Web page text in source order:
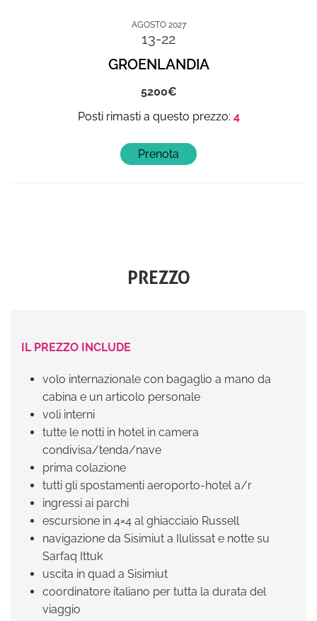
AGOSTO 2027
13-22
GROENLANDIA
5200
4
PREZZO
IL PREZZO INCLUDE
volo internazionale con bagaglio a mano da
cabina e un articolo personale
voli interni
tutte le notti in hotel in camera
condivisa/tenda/nave
prima colazione
tutti gli spostamenti aeroporto-hotel a/r
ingressi ai parchi
escursione in 4×4 al ghiacciaio Russell
navigazione da Sisimiut a Ilulissat e notte su
Sarfaq Ittuk
uscita in quad a Sisimiut
coordinatore italiano per tutta la durata del
viaggio